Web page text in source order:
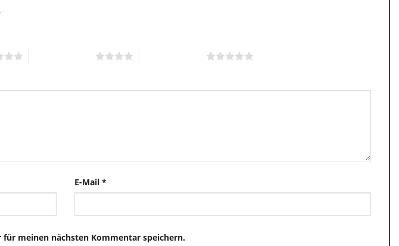
E-Mail *
für meinen nächsten Kommentar speichern.